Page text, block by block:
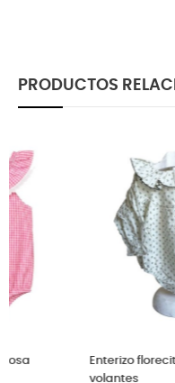
PRODUCTOS
Ranita de vichy
Precio